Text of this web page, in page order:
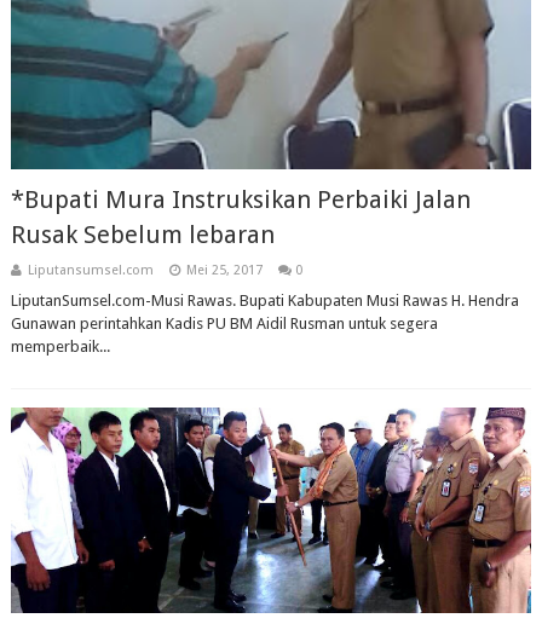
*Bupati Mura Instruksikan Perbaiki Jalan
Rusak Sebelum lebaran
Liputansumsel.com Mei 25, 2017 0
LiputanSumsel.com-Musi Rawas. Bupati Kabupaten Musi Rawas H. Hendra
Gunawan perintahkan Kadis PU BM Aidil Rusman untuk segera
memperbaik...